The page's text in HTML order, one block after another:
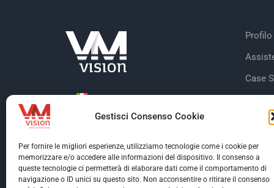
Gestisci Consenso Cookie
Per fornire le migliori esperienze, utilizziamo tecnologie come i cookie per
memorizzare e/o accedere alle informazioni del dispositivo. Il consenso a
queste tecnologie ci permetterà di elaborare dati come il comportamento di
navigazione o ID unici su questo sito. Non acconsentire o ritirare il consenso
Profilo
Case
Clienti